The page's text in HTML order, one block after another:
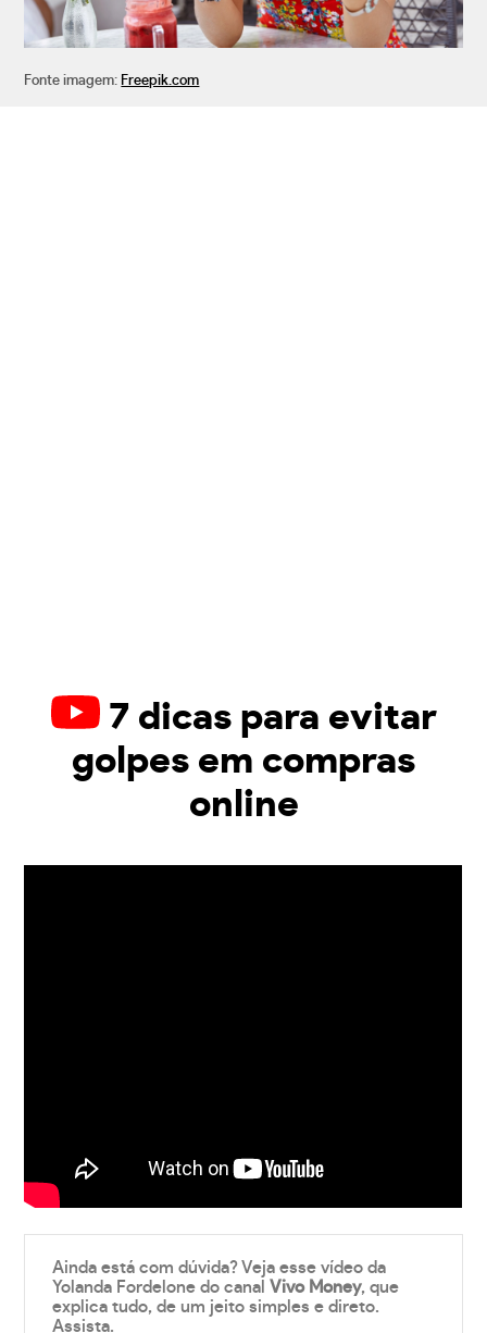
Fonte imagem: Freepik.com
7 dicas para evitar
golpes em compras
online
Ainda está com dúvida? Veja esse vídeo da
Yolanda Fordelone do canalVivo Money, que
explica tudo, de um jeito simples e direto.
Assista.